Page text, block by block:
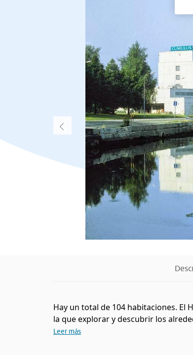
Hay un total de 104 habitaciones.
la que explorar y descubrir los
Leer más